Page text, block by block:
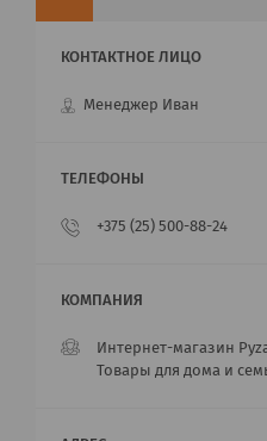
Менеджер Иван
+375 (25) 500-88-24
Интернет-магазин
Товары для дома и